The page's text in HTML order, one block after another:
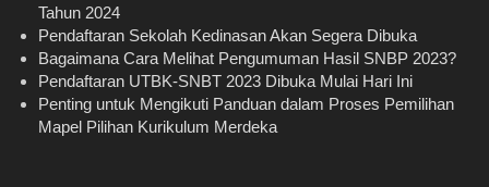
Tahun 2024
Pendaftaran Sekolah Kedinasan Akan Segera Dibuka
Bagaimana Cara Melihat Pengumuman Hasil SNBP 2023?
Pendaftaran UTBK-SNBT 2023 Dibuka Mulai Hari Ini
Penting untuk Mengikuti Panduan dalam Proses Pemilihan
Mapel Pilihan Kurikulum Merdeka